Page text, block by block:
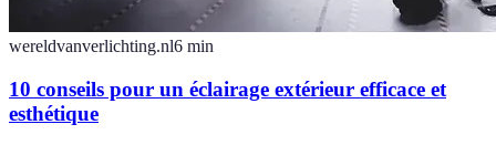
wereldvanverlichting.nl6 min
10 conseils pour un éclairage extérieur efficace et
esthétique